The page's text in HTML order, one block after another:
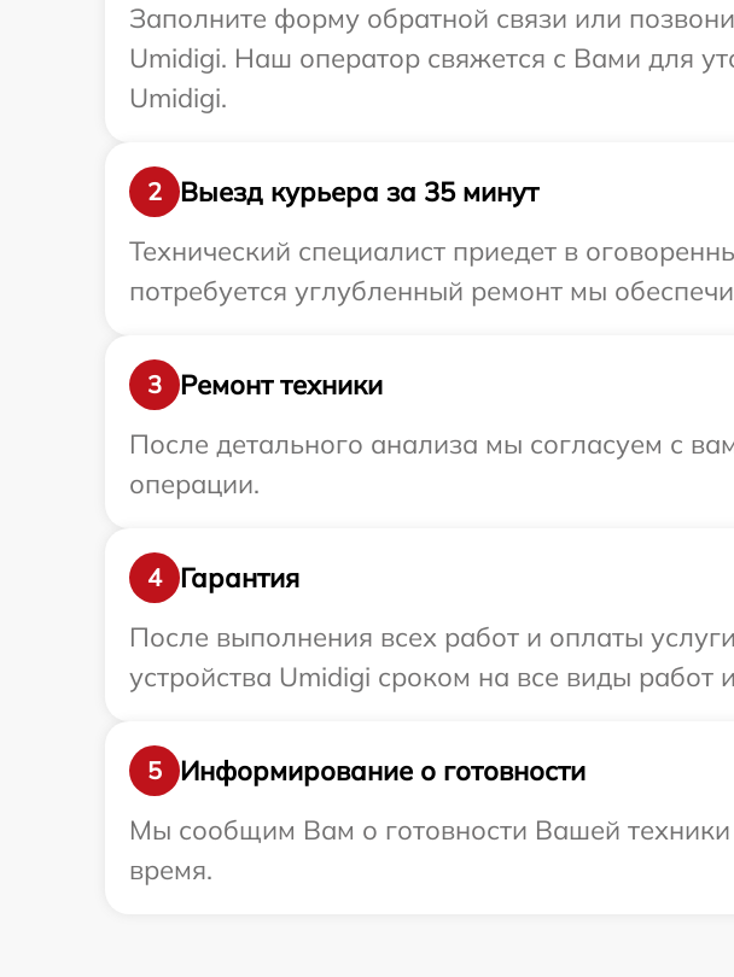
Заполните форму обратной связи или
Umidigi. Наш оператор свяжется с Вами для
Umidigi.
2
Выезд курьера за 35 минут
Технический специалист приедет в
потребуется углубленный ремонт мы
3
Ремонт техники
После детального анализа мы согласуем с
операции.
4
Гарантия
После выполнения всех работ и оплаты
устройства Umidigi сроком на все виды работ
5
Информирование о готовности
Мы сообщим Вам о готовности Вашей
время.